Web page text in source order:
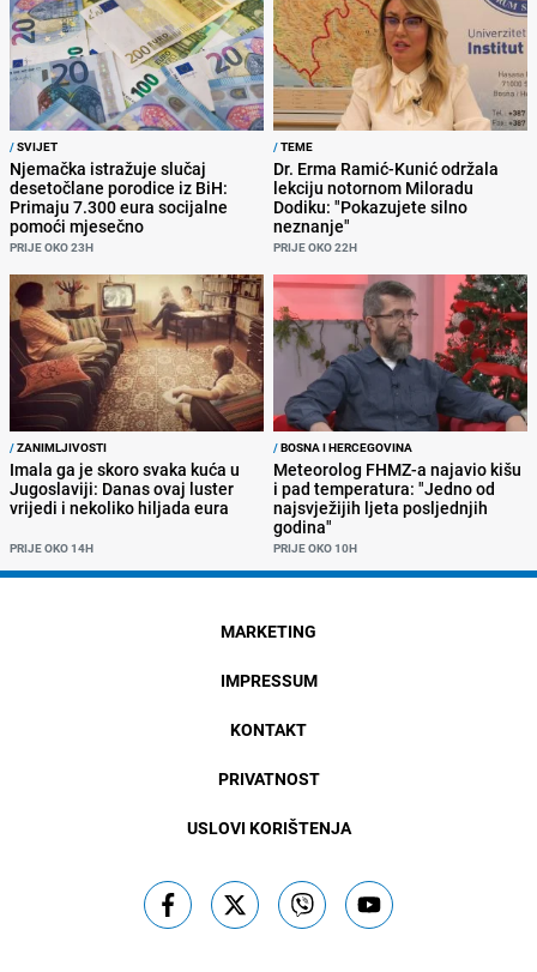
/SVIJET
Njemačka istražuje slučaj
desetočlane porodice iz BiH:
Primaju 7.300 eura socijalne
pomoći mjesečno
PRIJE OKO 23H
/TEME
Dr. Erma Ramić-Kunić održala
lekciju notornom Miloradu
Dodiku: "Pokazujete silno
neznanje"
PRIJE OKO 22H
/ZANIMLJIVOSTI
Imala ga je skoro svaka kuća u
Jugoslaviji: Danas ovaj luster
vrijedi i nekoliko hiljada eura
PRIJE OKO 14H
/BOSNA I HERCEGOVINA
Meteorolog FHMZ-a najavio kišu
i pad temperatura: "Jedno od
najsvježijih ljeta posljednjih
godina"
PRIJE OKO 10H
MARKETING
IMPRESSUM
KONTAKT
PRIVATNOST
USLOVI KORIŠTENJA